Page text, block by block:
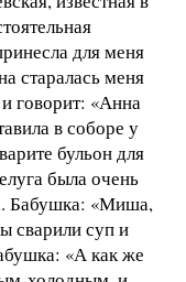
для меня
старалась меня
говорит: «Анна
в соборе у
бульон для
была очень
Бабушка: «Миша,
сварили суп и
«А как же